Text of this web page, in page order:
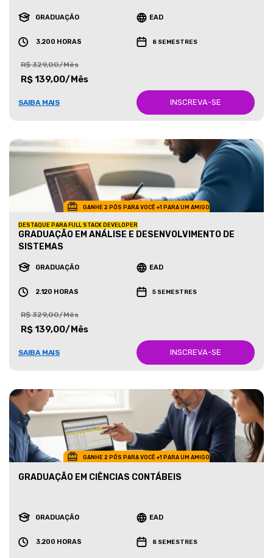
GRADUAÇÃO EAD
3.200 HORAS 8 SEMESTRES
R$ 329,00/Mês
R$ 139,00/Mês
SAIBA MAIS INSCREVA-SE
GANHE 2 PÓS PARA VOCÊ +1 PARA UM AMIGO
DESTAQUE PARA FULL STACK DEVELOPER
GRADUAÇÃO EM ANÁLISE E DESENVOLVIMENTO DE
SISTEMAS
GRADUAÇÃO EAD
2.120 HORAS 5 SEMESTRES
R$ 329,00/Mês
R$ 139,00/Mês
SAIBA MAIS INSCREVA-SE
GANHE 2 PÓS PARA VOCÊ +1 PARA UM AMIGO
GRADUAÇÃO EM CIÊNCIAS CONTÁBEIS
GRADUAÇÃO EAD
3.200 HORAS 8 SEMESTRES